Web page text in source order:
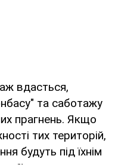
вдасться,
та саботажу
прагнень. Якщо
тих територій,
будуть під їхнім